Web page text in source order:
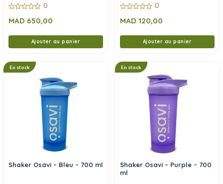
sur
0
MAD 650,00
Ajouter au panier
sur
0
MAD 120,00
Ajouter au panier
En stock
Shaker Osavi – Bleu – 700 ml
En stock
Shaker Osavi – Purple – 700
ml